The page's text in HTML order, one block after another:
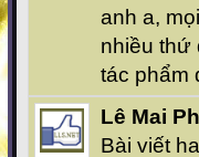
anh a,
nhiều thứ
tác phẩm
Lê Mai
Bài viết